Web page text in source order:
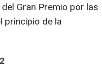
Gran Premio por las
principio de la